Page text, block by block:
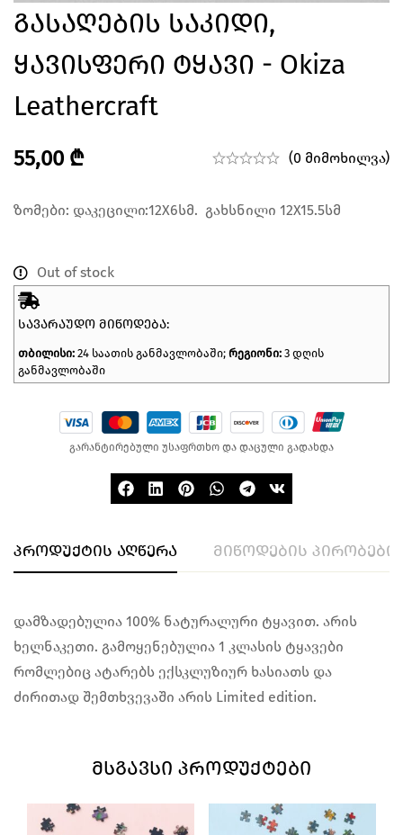
Გასაღების Საკიდი,
Ყავისფერი Ტყავი - Okiza
Leathercraft
55,00 ₾ (0 მიმოხილვა)
ზომები: დაკეცილი:12X6სმ. გახსნილი 12X15.5სმ
Out of stock
ᲡᲐᲕᲐᲠᲐᲣᲓᲝ ᲛᲘᲬᲝᲓᲔᲑᲐ:
თბილისი: 24 საათის განმავლობაში; რეგიონი: 3 დღის
განმავლობაში
გარანტირებული უსაფრთხო და დაცული გადახდა
პროდუქტის აღწერა მიწოდების პირობები
დამზადებულია 100% ნატურალური ტყავით. არის
ხელნაკეთი. გამოყენებულია 1 კლასის ტყავები
რომლებიც ატარებს ექსკლუზიურ ხასიათს და
ძირითად შემთხვევაში არის Limited edition.
ᲛᲡᲒᲐᲕᲡᲘ ᲞᲠᲝᲓᲣᲥᲢᲔᲑᲘ